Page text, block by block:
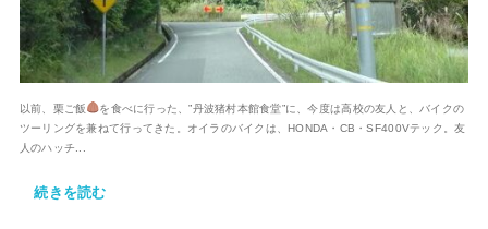
以前、栗ご飯
を食べに行った、”丹波猪村本館食堂”に、今度は高校の友人と、バイクの
ツーリングを兼ねて行ってきた。オイラのバイクは、HONDA・CB・SF400Vテック。友
人のハッチ...
続きを読む